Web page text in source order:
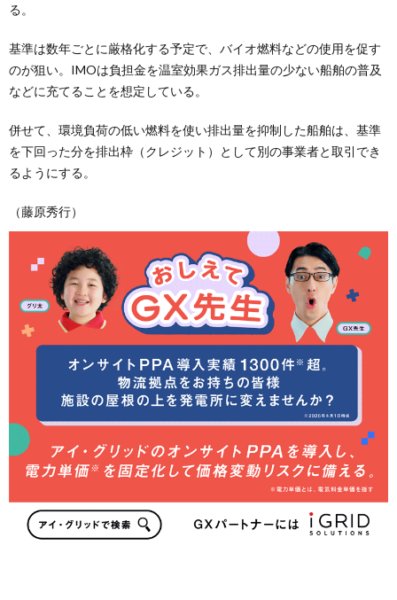
る。
基準は数年ごとに厳格化する予定で、バイオ燃料などの使用を促す
のが狙い。IMOは負担金を温室効果ガス排出量の少ない船舶の普及
などに充てることを想定している。
併せて、環境負荷の低い燃料を使い排出量を抑制した船舶は、基準
を下回った分を排出枠（クレジット）として別の事業者と取引でき
るようにする。
（藤原秀行）